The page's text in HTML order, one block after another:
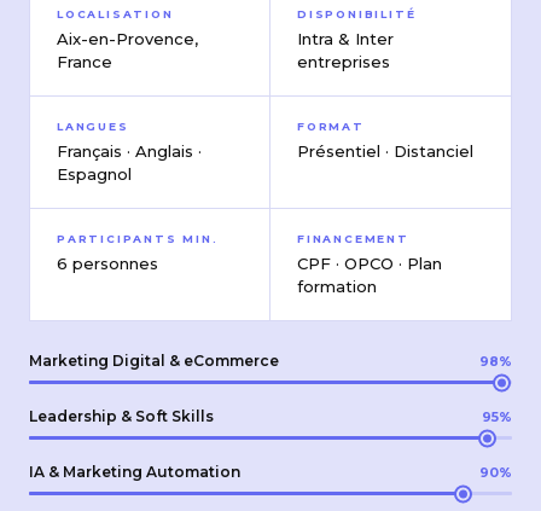
LOCALISATION
Aix-en-Provence,
France
DISPONIBILITÉ
Intra & Inter
entreprises
LANGUES
Français · Anglais ·
Espagnol
FORMAT
Présentiel · Distanciel
PARTICIPANTS MIN.
6 personnes
FINANCEMENT
CPF · OPCO · Plan
formation
Marketing Digital & eCommerce 98%
Leadership & Soft Skills 95%
IA & Marketing Automation 90%